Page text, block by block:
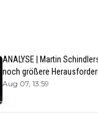
ANALYSE | Martin
noch größere
Aug 07, 13:59